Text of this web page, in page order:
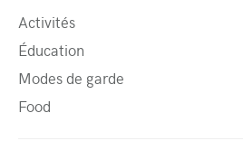
Activités
Éducation
Modes de garde
Food